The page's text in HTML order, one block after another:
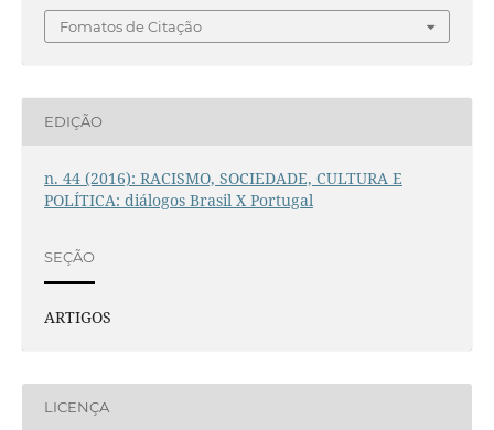
Fomatos de Citação
EDIÇÃO
n. 44 (2016): RACISMO, SOCIEDADE, CULTURA E
POLÍTICA: diálogos Brasil X Portugal
SEÇÃO
ARTIGOS
LICENÇA